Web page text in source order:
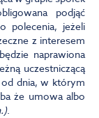
podjąć
polecenia, jeżeli
z interesem
naprawiona
uczestniczącą
dnia, w którym
że umowa albo
.